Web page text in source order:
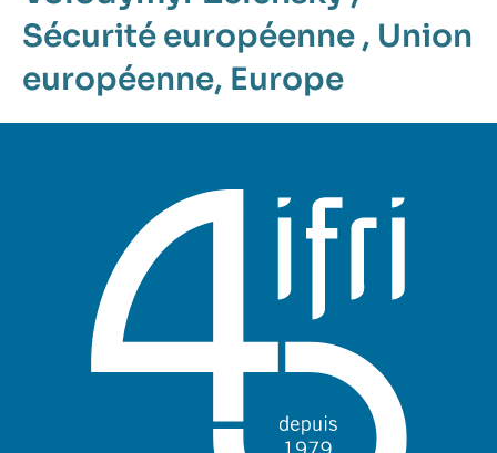
Sécurité européenne , Union
européenne, Europe